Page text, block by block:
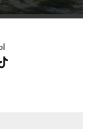
TikTok